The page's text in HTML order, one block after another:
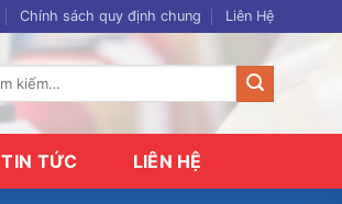
Chính sách quy định chung Liên Hệ
TIN TỨC LIÊN HỆ